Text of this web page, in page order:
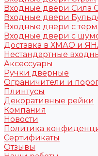
Входные двери Сила
Входные двери
Входные двери с
Входные двери с
Доставка в ХМАО и
Нестандартные
Аксессуары
Ручки дверные
Ограничители и
Плинтусы
Декоративные рейки
Компания
Новости
Политика
Сертификаты
Отзывы